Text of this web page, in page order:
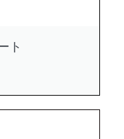
ト